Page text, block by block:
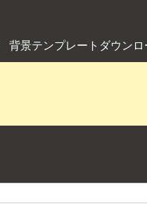
背景テンプレートダウン